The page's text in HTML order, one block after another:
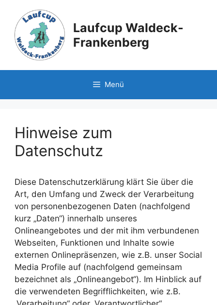
Inhalt
springen
Laufcup Waldeck-
Frankenberg
Menü
Hinweise zum
Datenschutz
Diese Datenschutzerklärung klärt Sie über die
Art, den Umfang und Zweck der Verarbeitung
von personenbezogenen Daten (nachfolgend
kurz „Daten“) innerhalb unseres
Onlineangebotes und der mit ihm verbundenen
Webseiten, Funktionen und Inhalte sowie
externen Onlinepräsenzen, wie z.B. unser Social
Media Profile auf (nachfolgend gemeinsam
bezeichnet als „Onlineangebot“). Im Hinblick auf
die verwendeten Begrifflichkeiten, wie z.B.